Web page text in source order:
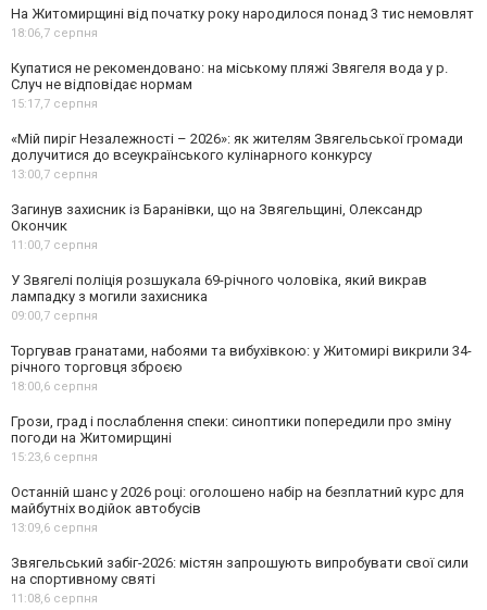
На Житомирщині від початку року народилося понад 3 тис немовлят
18:06, 7 серпня
Купатися не рекомендовано: на міському пляжі Звягеля вода у р.
Случ не відповідає нормам
15:17, 7 серпня
«Мій пиріг Незалежності – 2026»: як жителям Звягельської громади
долучитися до всеукраїнського кулінарного конкурсу
13:00, 7 серпня
Загинув захисник із Баранівки, що на Звягельщині, Олександр
Окончик
11:00, 7 серпня
У Звягелі поліція розшукала 69-річного чоловіка, який викрав
лампадку з могили захисника
09:00, 7 серпня
Торгував гранатами, набоями та вибухівкою: у Житомирі викрили 34-
річного торговця зброєю
18:00, 6 серпня
Грози, град і послаблення спеки: синоптики попередили про зміну
погоди на Житомирщині
15:23, 6 серпня
Останній шанс у 2026 році: оголошено набір на безплатний курс для
майбутніх водійок автобусів
13:09, 6 серпня
Звягельський забіг-2026: містян запрошують випробувати свої сили
на спортивному святі
11:08, 6 серпня